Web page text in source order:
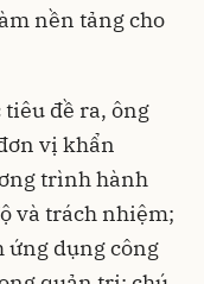
nền tảng cho
đề ra, ông
vị khẩn
trình hành
và trách nhiệm;
ứng dụng công